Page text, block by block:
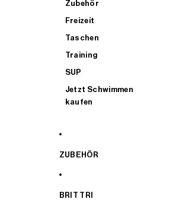
Zubehör
Freizeit
Taschen
Training
SUP
Jetzt Schwimmen
kaufen
ZUBEHÖR
BRIT TRI